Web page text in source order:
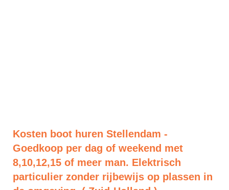
Kosten boot huren Stellendam -
Goedkoop per dag of weekend met
8,10,12,15 of meer man. Elektrisch
particulier zonder rijbewijs op plassen in